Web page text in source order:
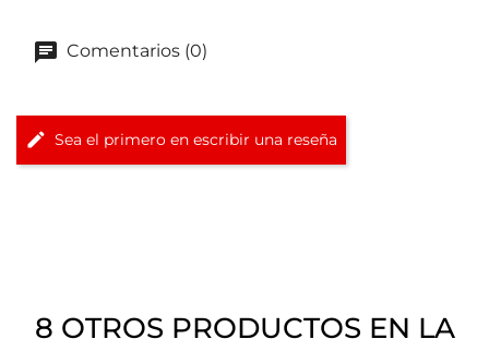
Comentarios (0)
Sea el primero en escribir una reseña
8 OTROS PRODUCTOS EN LA